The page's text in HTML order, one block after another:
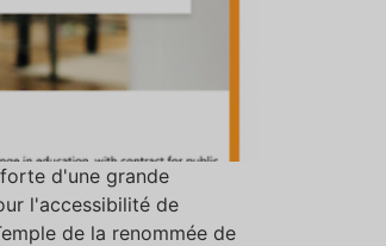
d'une grande
l'accessibilité de
de la renommée de